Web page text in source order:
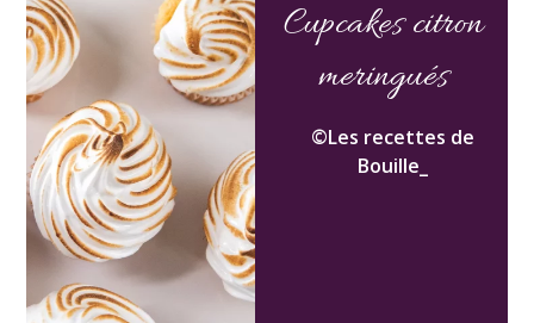
Cupcakes citron
meringués
©Les recettes de
Bouille_